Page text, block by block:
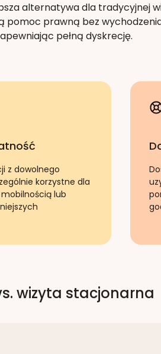
alternatywa dla tradycyjnej
pomoc prawną bez
pełną dyskrecję.
z dowolnego
korzystne dla
lub
wizyta stacjonarna